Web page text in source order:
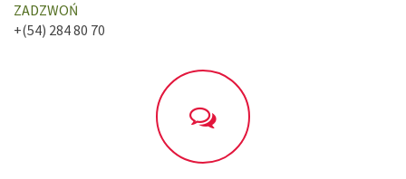
ZADZWOŃ
+(54) 284 80 70